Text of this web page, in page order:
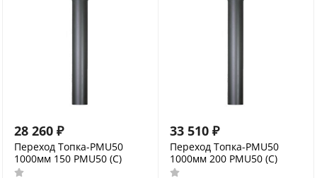
28 260 ₽
Переход Топка-PMU50
1000мм 150 PMU50 (С)
33 510 ₽
Переход Топка-PMU50
1000мм 200 PMU50 (С)